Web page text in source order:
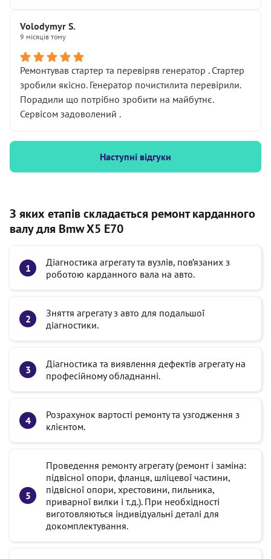
Volodymyr S.
9 місяців тому
Ремонтував стартер та перевіряв генератор . Стартер
зробили якісно. Генератор почистилита перевірили.
Порадили що потрібно зробити на майбутнє.
Сервісом задоволений .
Наступні відгуки
З яких етапів складається ремонт карданного
валу для Bmw X5 E70
Діагностика агрегату та вузлів, пов’язаних з
роботою карданного вала на авто.
Зняття агрегату з авто для подальшої
діагностики.
Діагностика та виявлення дефектів агрегату на
професійному обладнанні.
Розрахунок вартості ремонту та узгодження з
клієнтом.
Проведення ремонту агрегату (ремонт і заміна:
підвісної опори, фланця, шліцевої частини,
підвісної опори, хрестовини, пильника,
приварної вилки і т.д.). При необхідності
виготовляються індивідуальні деталі для
докомплектування.